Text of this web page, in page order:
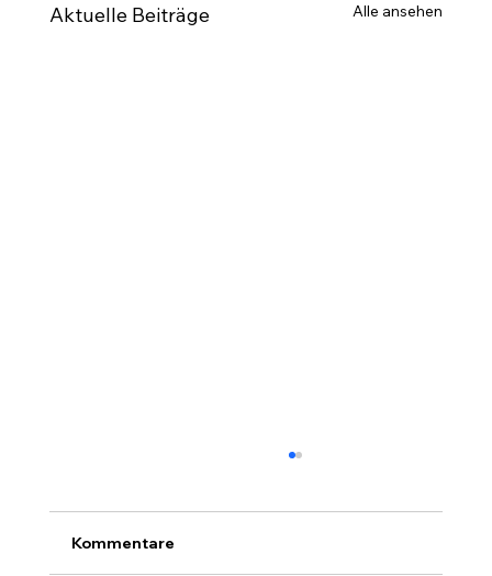
Aktuelle Beiträge Alle ansehen
Kommentare